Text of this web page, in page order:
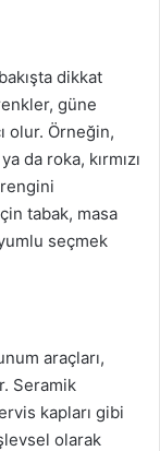
dikkat
güne
olur. Örneğin,
da roka, kırmızı
tabak, masa
seçmek
araçları,
Seramik
kapları gibi
olarak